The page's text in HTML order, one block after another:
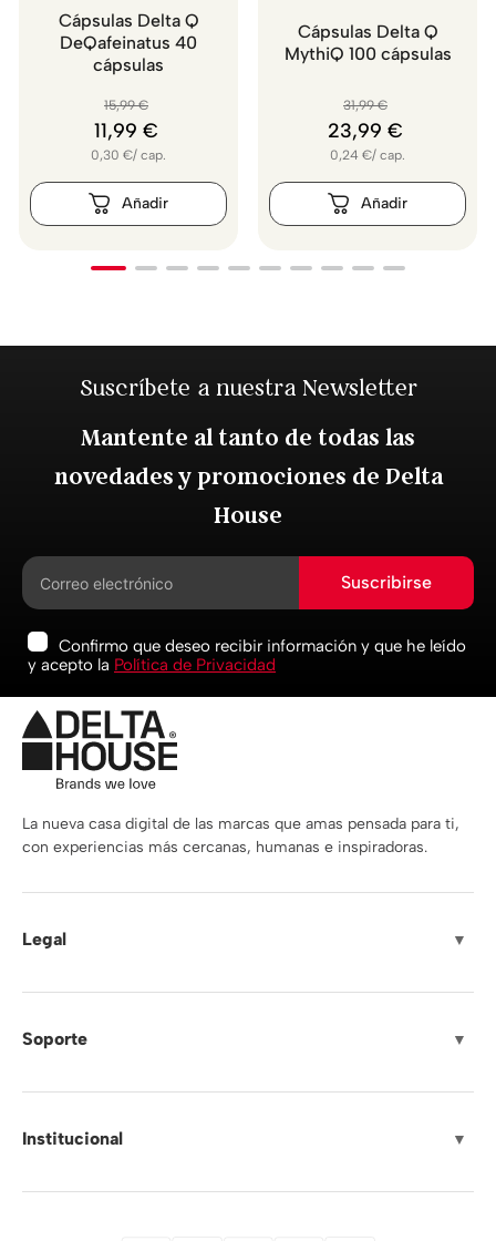
Cápsulas Delta Q
DeQafeinatus 40
cápsulas
15,99 €
11,99 €
0,30 €/ cap.
Cápsulas Delta Q
MythiQ 100 cápsulas
31,99 €
23,99 €
0,24 €/ cap.
Suscríbete a nuestra Newsletter
Mantente al tanto de todas las
novedades y promociones de Delta
House
Suscribirse
Confirmo que deseo recibir información y que he leído
y acepto la Política de Privacidad
La nueva casa digital de las marcas que amas pensada para ti,
con experiencias más cercanas, humanas e inspiradoras.
Legal ▼
Soporte ▼
Institucional ▼